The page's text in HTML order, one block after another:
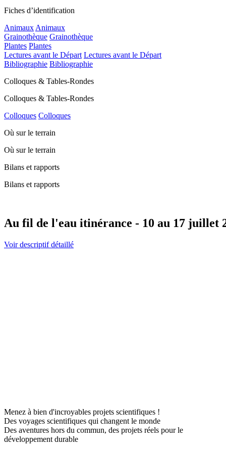
Fiches d’identification
Animaux Animaux
Grainothèque Grainothèque
Plantes Plantes
Lectures avant le Départ Lectures avant le Départ
Bibliographie Bibliographie
Colloques & Tables-Rondes
Colloques & Tables-Rondes
Colloques Colloques
Où sur le terrain
Où sur le terrain
Bilans et rapports
Bilans et rapports
Au fil de l'eau itinérance - 10 au 17 juillet
Voir descriptif détaillé
Menez à bien d'incroyables projets scientifiques !
Des voyages scientifiques qui changent le monde
Des aventures hors du commun, des projets réels pour le
développement durable